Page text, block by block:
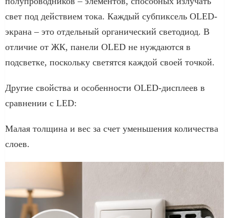
свет под действием тока. Каждый субпиксель OLED-
экрана – это отдельный органический светодиод. В
отличие от ЖК, панели OLED не нуждаются в
подсветке, поскольку светятся каждой своей точкой.
Другие свойства и особенности OLED-дисплеев в
сравнении с LED:
Малая толщина и вес за счет уменьшения количества
слоев.